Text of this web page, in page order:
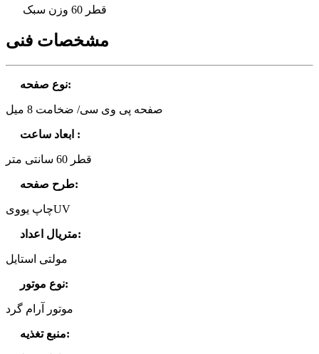
قطر 60 وزن سبک
مشخصات فنی
نوع صفحه:
صفحه پی وی سی/ ضخامت 8 میل
:
قطر 60 سانتی متر
طرح صفحه:
چاپ یوویUV
متریال اعداد:
مولتی استایل
نوع موتور:
موتور آرام گرد
منبع تغذیه: